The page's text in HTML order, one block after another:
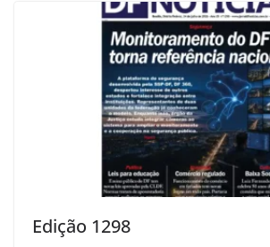
Edição 1298